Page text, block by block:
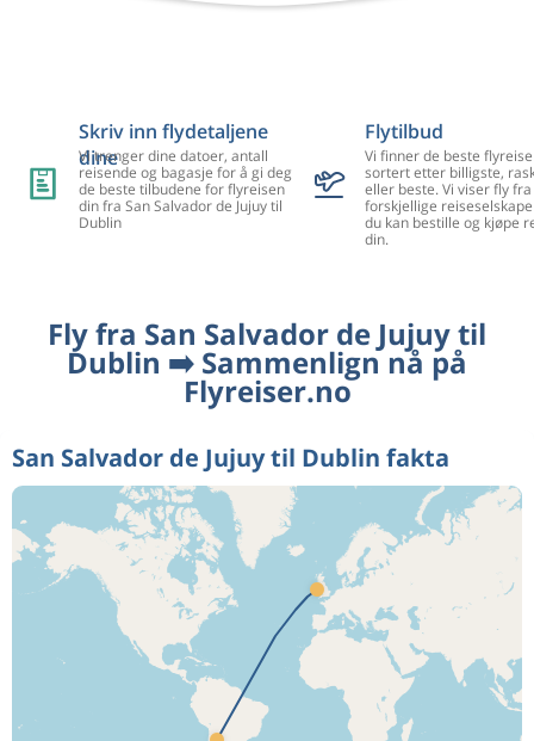
Skriv inn flydetaljene
dine
Vi trenger dine datoer, antall
reisende og bagasje for å gi deg
de beste tilbudene for flyreisen
din fra San Salvador de Jujuy til
Dublin
Flytilbud
Vi finner de beste
sortert etter billigste,
eller beste. Vi viser fly
forskjellige
du kan bestille og kjøpe
din.
Fly fra San Salvador de Jujuy til
Dublin ➡️ Sammenlign nå på
Flyreiser.no
San Salvador de Jujuy til Dublin fakta